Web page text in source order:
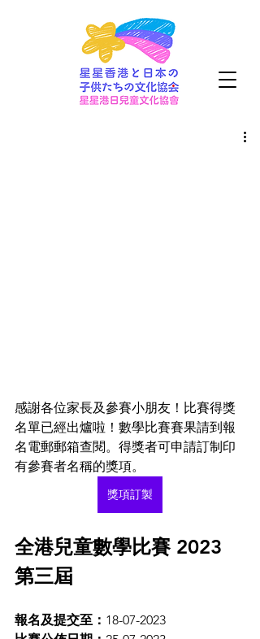
感謝各位家長及參賽小朋友！比賽得獎
名單已經出爐啦！數學比賽賽果請到報
名電郵郵箱查閱。得獎者可申請訂制印
有參賽者名稱的獎項。
獎項訂製
全港兒童數學比賽 2023
第三屆
報名及提交至： 18-07-2023